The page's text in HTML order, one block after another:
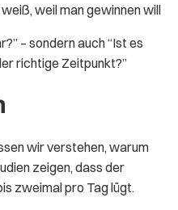
weil man gewinnen will
– sondern auch “Ist es
richtige Zeitpunkt?”
wir verstehen, warum
zeigen, dass der
zweimal pro Tag lügt.